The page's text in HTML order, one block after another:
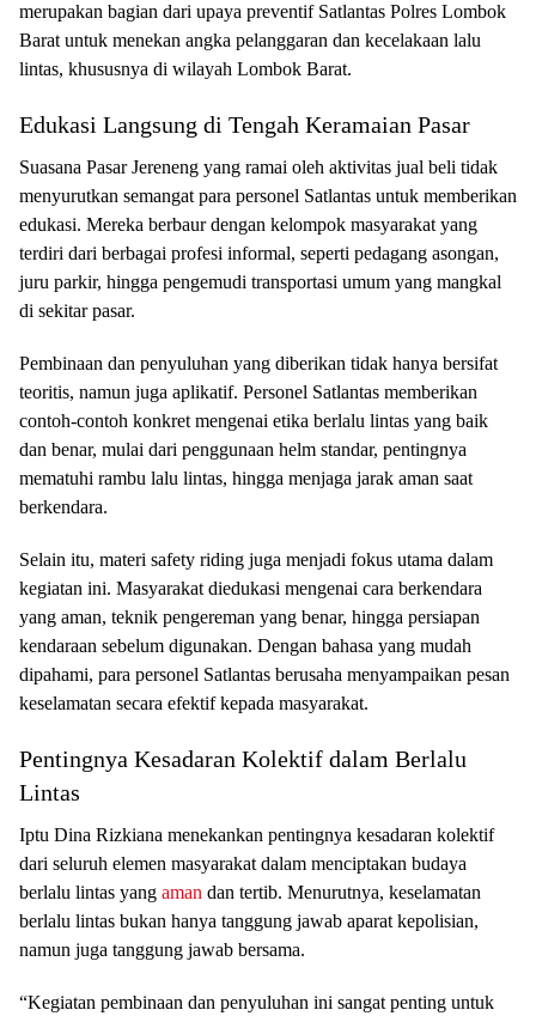
merupakan bagian dari upaya preventif Satlantas Polres Lombok
Barat untuk menekan angka pelanggaran dan kecelakaan lalu
lintas, khususnya di wilayah Lombok Barat.
Edukasi Langsung di Tengah Keramaian Pasar
Suasana Pasar Jereneng yang ramai oleh aktivitas jual beli tidak
menyurutkan semangat para personel Satlantas untuk memberikan
edukasi. Mereka berbaur dengan kelompok masyarakat yang
terdiri dari berbagai profesi informal, seperti pedagang asongan,
juru parkir, hingga pengemudi transportasi umum yang mangkal
di sekitar pasar.
Pembinaan dan penyuluhan yang diberikan tidak hanya bersifat
teoritis, namun juga aplikatif. Personel Satlantas memberikan
contoh-contoh konkret mengenai etika berlalu lintas yang baik
dan benar, mulai dari penggunaan helm standar, pentingnya
mematuhi rambu lalu lintas, hingga menjaga jarak aman saat
berkendara.
Selain itu, materi safety riding juga menjadi fokus utama dalam
kegiatan ini. Masyarakat diedukasi mengenai cara berkendara
yang aman, teknik pengereman yang benar, hingga persiapan
kendaraan sebelum digunakan. Dengan bahasa yang mudah
dipahami, para personel Satlantas berusaha menyampaikan pesan
keselamatan secara efektif kepada masyarakat.
Pentingnya Kesadaran Kolektif dalam Berlalu
Lintas
Iptu Dina Rizkiana menekankan pentingnya kesadaran kolektif
dari seluruh elemen masyarakat dalam menciptakan budaya
berlalu lintas yang aman dan tertib. Menurutnya, keselamatan
berlalu lintas bukan hanya tanggung jawab aparat kepolisian,
namun juga tanggung jawab bersama.
“Kegiatan pembinaan dan penyuluhan ini sangat penting untuk